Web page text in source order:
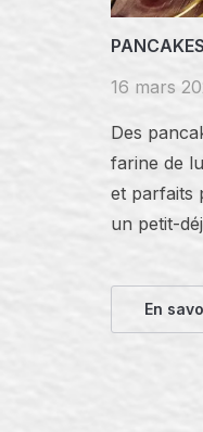
16 mars
Des
farine de
et parfaits
un petit-
En